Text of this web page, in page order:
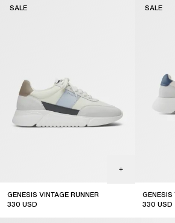
GENESIS VINTAGE RUNNER
330 USD
SALE
GENESIS
330 USD
SALE